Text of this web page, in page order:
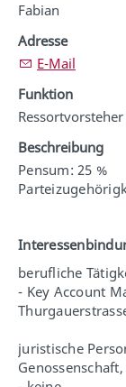
Fabian
Adresse
E-Mail
Funktion
Beschreibung
Pensum: 25 %
berufliche
- Key Account
juristische